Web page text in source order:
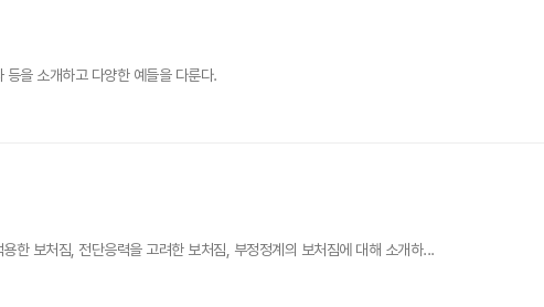
을 소개하고 다양한 예들을 다룬다.
한 보처짐, 전단응력을 고려한 보처짐, 부정정계의 보처짐에 대해 소개하...